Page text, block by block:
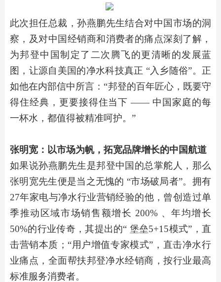
此次担任总裁，孙燕鹏先生结合对中国市场的洞
察 ， 及对中国经销商和消费者的痛点深刻了解，
为邦登中国制定了二次腾飞的更清晰的发展蓝
图 ， 让源自美国的净水科技真正 “入乡随俗”。正
如他在内部信中所言：“邦登的百年匠心，既要守
得住经典，更要接得住当下 —— 中国家庭的每
一杯水，都值得被精准呵护。”
张明宽：以市场为帆，拓宽品牌增长的中国航道
如果说孙燕鹏先生是邦登中国 的总掌舵人， 那么
张明宽先生便是当之无愧的 “市场破局者”。 拥有
27年家电与净水行业营销经验的他，曾创造过单
季推动区域市场销售额增长 200% 、年均增长
50%的行业传奇，其提出的“ 堡垒5+15模式”，直
击营销本质；“用户增值专家模式”，直击净水行
业痛点，全面帮扶邦登净水经销商，按行业最高
标准服务消费者。